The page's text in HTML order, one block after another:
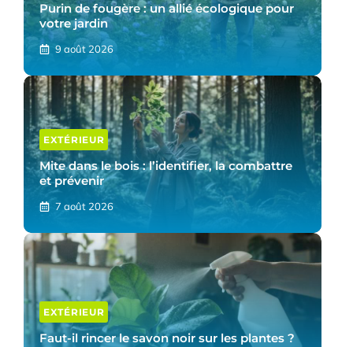
Purin de fougère : un allié écologique pour
votre jardin
9 août 2026
EXTÉRIEUR
Mite dans le bois : l’identifier, la combattre
et prévenir
7 août 2026
EXTÉRIEUR
Faut-il rincer le savon noir sur les plantes ?